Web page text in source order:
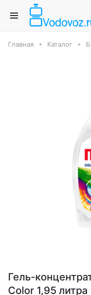
Главная Каталог
Гель-
Color 1,95 литра